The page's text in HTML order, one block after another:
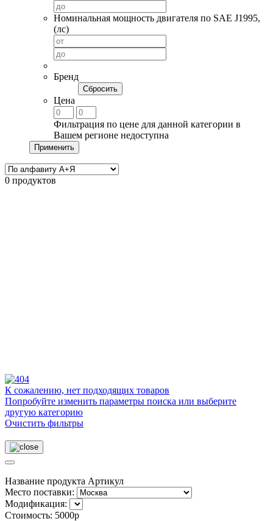
Номинальная мощность двигателя по SAE J1995,
(лс)
Бренд
Сбросить
Цена
Фильтрация по цене для данной категории в
Вашем регионе недоступна
Применить
0 продуктов
К сожалению, нет подходящих товаров
Попробуйте изменить параметры поиска или выберите
другую категорию
Очистить фильтры
Название продукта Артикул
Место поставки:
Модификация:
Стоимость: 5000р